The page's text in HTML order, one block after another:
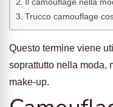
Trucco camouflage
Questo termine viene
soprattutto nella moda,
make-up.